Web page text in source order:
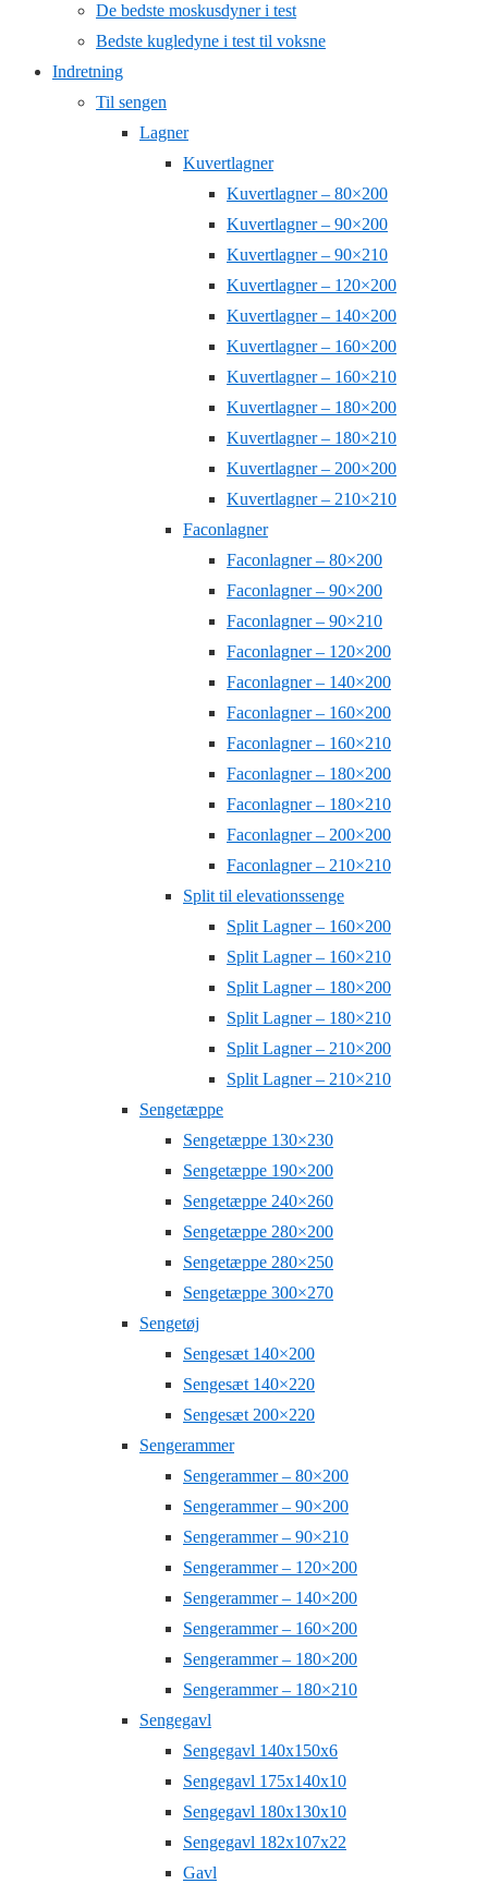
De bedste moskusdyner i test
Bedste kugledyne i test til voksne
Indretning
Til sengen
Lagner
Kuvertlagner
Kuvertlagner – 80×200
Kuvertlagner – 90×200
Kuvertlagner – 90×210
Kuvertlagner – 120×200
Kuvertlagner – 140×200
Kuvertlagner – 160×200
Kuvertlagner – 160×210
Kuvertlagner – 180×200
Kuvertlagner – 180×210
Kuvertlagner – 200×200
Kuvertlagner – 210×210
Faconlagner
Faconlagner – 80×200
Faconlagner – 90×200
Faconlagner – 90×210
Faconlagner – 120×200
Faconlagner – 140×200
Faconlagner – 160×200
Faconlagner – 160×210
Faconlagner – 180×200
Faconlagner – 180×210
Faconlagner – 200×200
Faconlagner – 210×210
Split til elevationssenge
Split Lagner – 160×200
Split Lagner – 160×210
Split Lagner – 180×200
Split Lagner – 180×210
Split Lagner – 210×200
Split Lagner – 210×210
Sengetæppe
Sengetæppe 130×230
Sengetæppe 190×200
Sengetæppe 240×260
Sengetæppe 280×200
Sengetæppe 280×250
Sengetæppe 300×270
Sengetøj
Sengesæt 140×200
Sengesæt 140×220
Sengesæt 200×220
Sengerammer
Sengerammer – 80×200
Sengerammer – 90×200
Sengerammer – 90×210
Sengerammer – 120×200
Sengerammer – 140×200
Sengerammer – 160×200
Sengerammer – 180×200
Sengerammer – 180×210
Sengegavl
Sengegavl 140x150x6
Sengegavl 175x140x10
Sengegavl 180x130x10
Sengegavl 182x107x22
Gavl